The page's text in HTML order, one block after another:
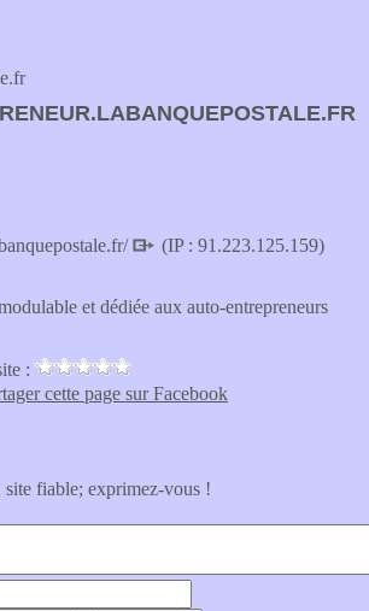
(IP : 91.223.125.159)
et dédiée aux auto-entrepreneurs
:
cette page sur Facebook
site fiable; exprimez-vous !